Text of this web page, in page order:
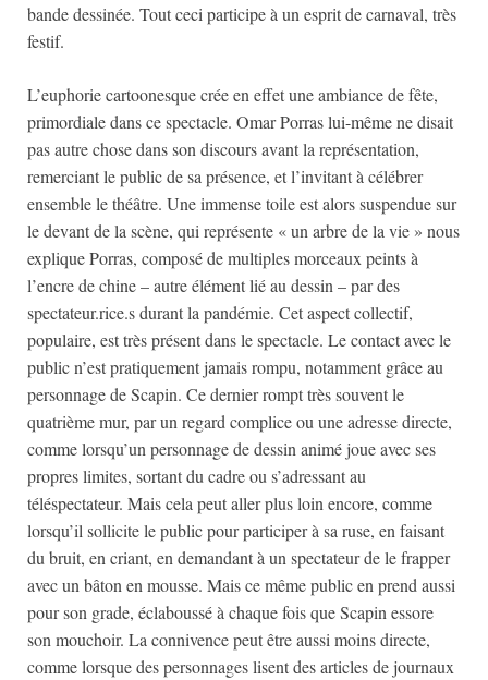
bande dessinée. Tout ceci participe à un esprit de carnaval, très
festif.
L’euphorie cartoonesque crée en effet une ambiance de fête,
primordiale dans ce spectacle. Omar Porras lui-même ne disait
pas autre chose dans son discours avant la représentation,
remerciant le public de sa présence, et l’invitant à célébrer
ensemble le théâtre. Une immense toile est alors suspendue sur
le devant de la scène, qui représente « un arbre de la vie » nous
explique Porras, composé de multiples morceaux peints à
l’encre de chine – autre élément lié au dessin – par des
spectateur.rice.s durant la pandémie. Cet aspect collectif,
populaire, est très présent dans le spectacle. Le contact avec le
public n’est pratiquement jamais rompu, notamment grâce au
personnage de Scapin. Ce dernier rompt très souvent le
quatrième mur, par un regard complice ou une adresse directe,
comme lorsqu’un personnage de dessin animé joue avec ses
propres limites, sortant du cadre ou s’adressant au
téléspectateur. Mais cela peut aller plus loin encore, comme
lorsqu’il sollicite le public pour participer à sa ruse, en faisant
du bruit, en criant, en demandant à un spectateur de le frapper
avec un bâton en mousse. Mais ce même public en prend aussi
pour son grade, éclaboussé à chaque fois que Scapin essore
son mouchoir. La connivence peut être aussi moins directe,
comme lorsque des personnages lisent des articles de journaux